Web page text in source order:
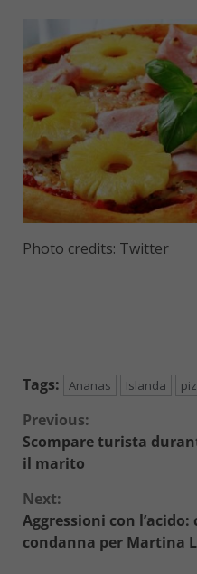
Photo credits: Twitter
Tags: Ananas Islanda
Continue
Reading
Previous:
Scompare turista
il marito
Next:
Aggressioni con
condanna per Martina